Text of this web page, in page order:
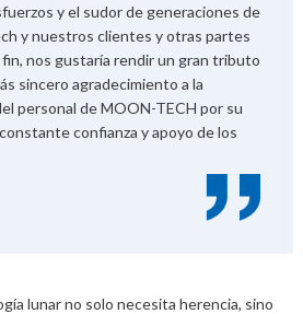
y el sudor de generaciones de
y nuestros clientes y otras partes
nos gustaría rendir un gran tributo
sincero agradecimiento a la
personal de MOON-TECH por su
confianza y apoyo de los
lunar no solo necesita herencia, sino